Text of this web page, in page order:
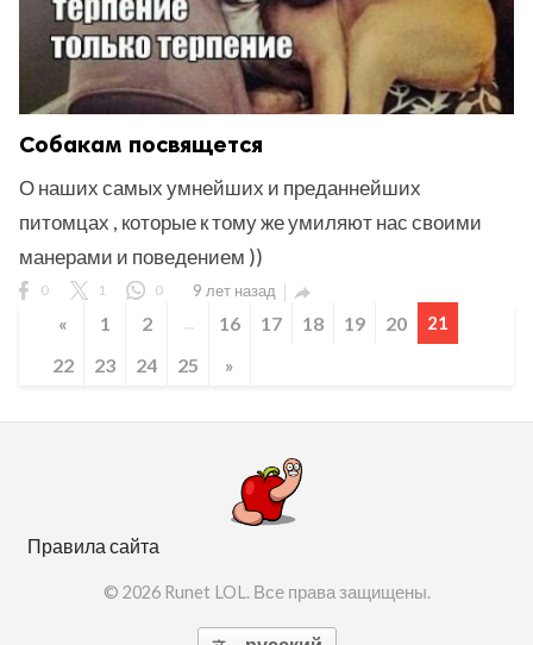
Собакам посвящется
О наших самых умнейших и преданнейших
питомцах , которые к тому же умиляют нас своими
манерами и поведением ))
0 1 0 9 лет назад 
« 1 2 ... 16 17 18 19 20 21
22 23 24 25 »
Правила сайта
© 2026 Runet LOL. Все права защищены.